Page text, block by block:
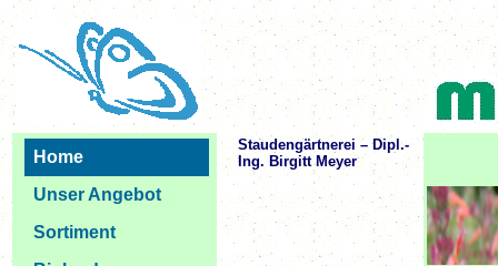
Home
Unser Angebot
Sortiment
Staudengärtnerei – Dipl.-
Ing. Birgitt Meyer